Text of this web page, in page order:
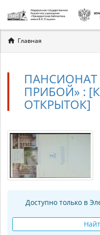
Вы
здесь
Главная
ПРИБОЙ» :
ОТКРЫТОК]
Доступно только в